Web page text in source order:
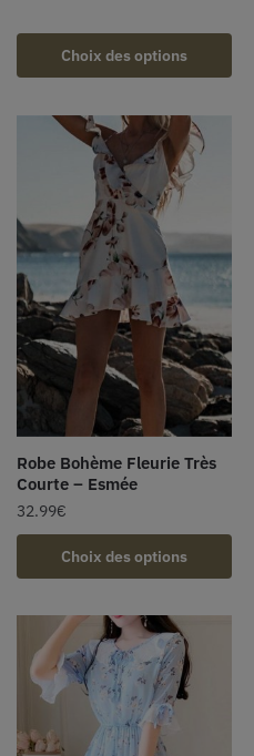
Choix des options
Robe Bohème Fleurie Très
Courte – Esmée
32.99€
Choix des options